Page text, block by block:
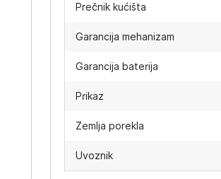
Prečnik kućišta
Garancija mehanizam
Garancija baterija
Prikaz
Zemlja porekla
Uvoznik